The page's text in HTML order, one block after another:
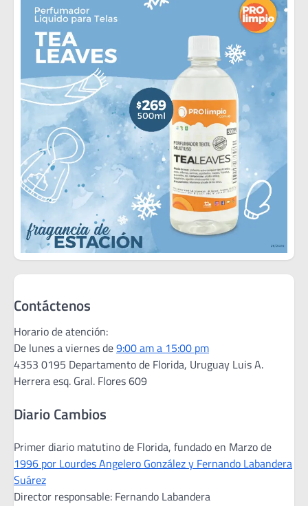
Contáctenos
Horario de atención:
De lunes a viernes de9:00 am a 15:00 pm
4353 0195 Departamento de Florida, Uruguay Luis A.
Herrera esq. Gral. Flores 609
Diario Cambios
Primer diario matutino de Florida, fundado en Marzo de
1996 por Lourdes Angelero González y Fernando Labandera
Suárez
Director responsable: Fernando Labandera